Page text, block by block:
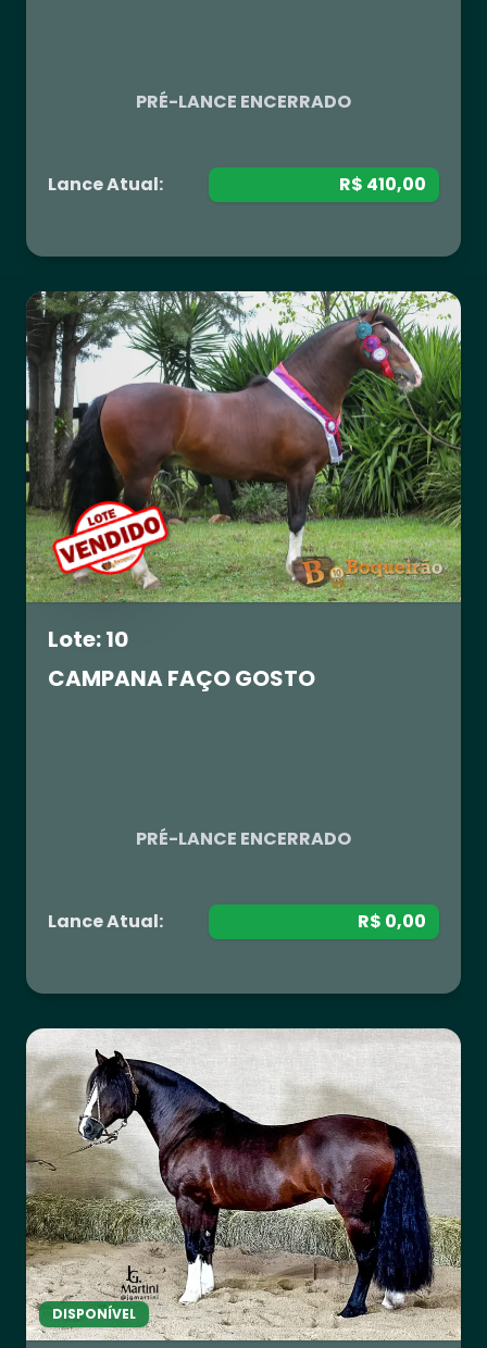
PRÉ-LANCE ENCERRADO
Lance Atual: R$ 410,00
Lote: 10
CAMPANA FAÇO GOSTO
PRÉ-LANCE ENCERRADO
Lance Atual: R$ 0,00
DISPONÍVEL